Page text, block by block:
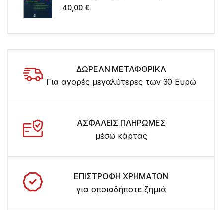
τόμος για τα 20 χρόνια λειτουργίας
40,00 €
ΔΩΡΕΑΝ ΜΕΤΑΦΟΡΙΚΑ
Για αγορές μεγαλύτερες των 30 Ευρώ
ΑΣΦΑΛΕΙΣ ΠΛΗΡΩΜΕΣ
μέσω κάρτας
ΕΠΙΣΤΡΟΦΗ ΧΡΗΜΑΤΩΝ
για οποιαδήποτε ζημιά